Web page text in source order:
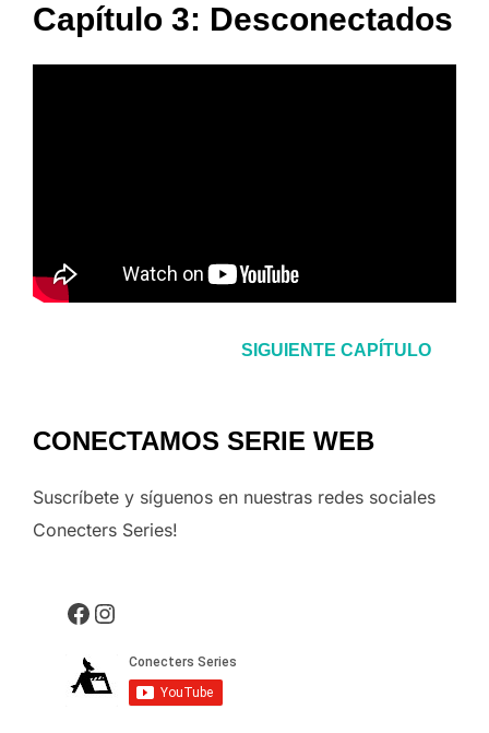
Capítulo 3: Desconectados
SIGUIENTE CAPÍTULO
CONECTAMOS SERIE WEB
Suscríbete y síguenos en nuestras redes sociales
Conecters Series!
Facebook Instagram